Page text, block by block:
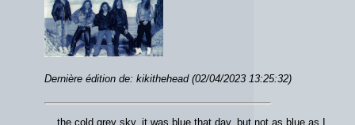
Dernière édition de: kikithehead (02/04/2023 13:25:32)
... the cold grey sky, it was blue that day, but not as blue as I ...